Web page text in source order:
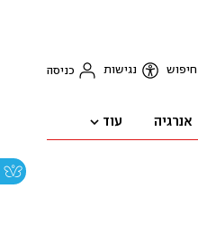
חיפוש נגישות כניסה
אנרגיה עוד